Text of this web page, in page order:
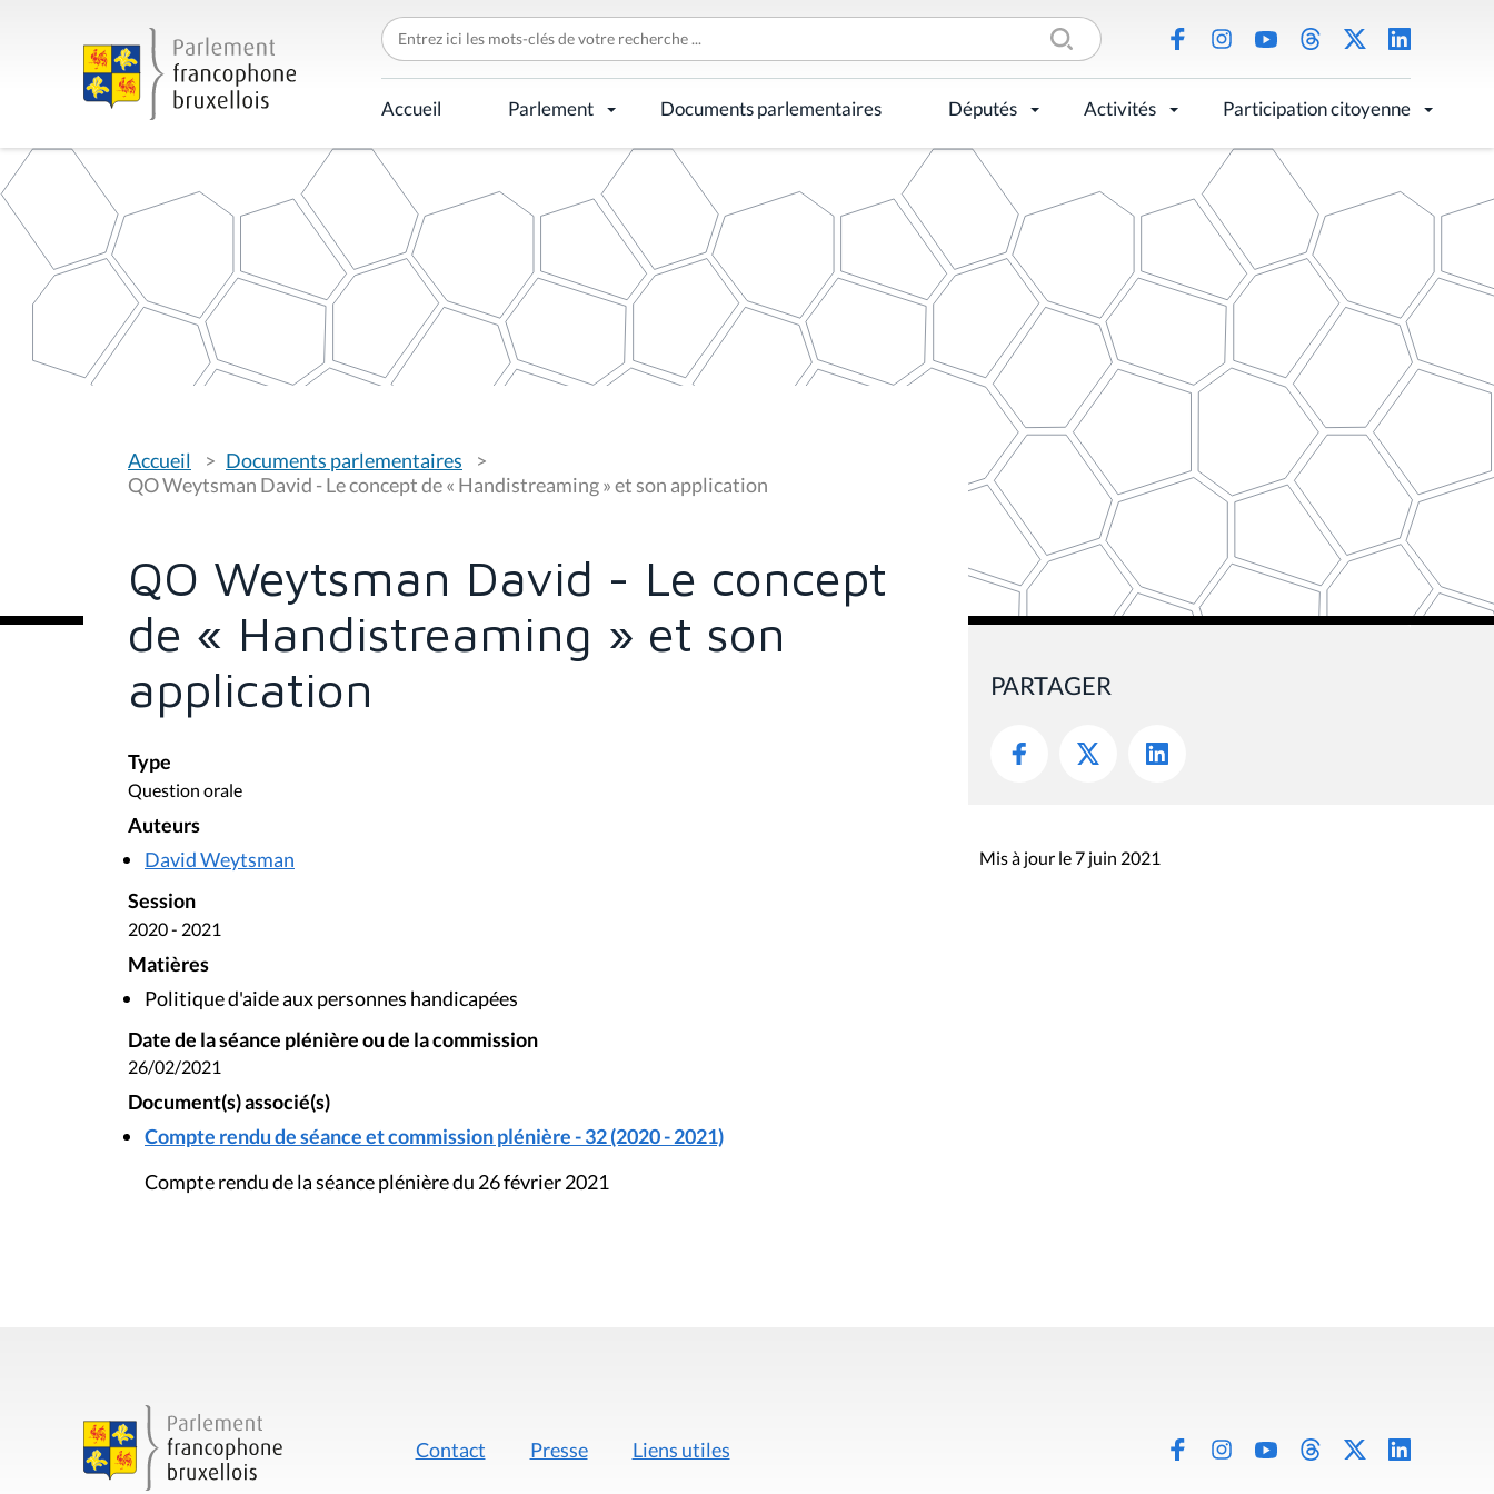
C
h
e
r
c
h
r
p
Accueil Parlement Documents parlementaires Députés Activités Participation citoyenne
o
u
s
Accueil
Documents parlementaires
QO Weytsman David - Le concept de « Handistreaming » et son application
QO Weytsman David - Le concept
de « Handistreaming » et son
application
Type
Question orale
Auteurs
David Weytsman
Session
2020 - 2021
Matières
Politique d'aide aux personnes handicapées
Date de la séance plénière ou de la commission
26/02/2021
Document(s) associé(s)
Compte rendu de séance et commission plénière - 32 (2020 - 2021)
Compte rendu de la séance plénière du 26 février 2021
PARTAGER
Mis à jour le 7 juin 2021
Contact Presse Liens utiles